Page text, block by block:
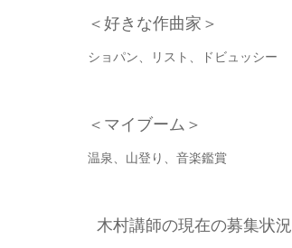
＜好きな作曲家＞
ショパン、リスト、ドビュッシー
＜マイブーム＞
温泉、山登り、音楽鑑賞
木村講師の現在の募集状況